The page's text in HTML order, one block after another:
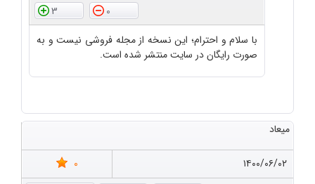
0
3
با سلام و احترام؛ این نسخه از مجله فروشی نیست و به
صورت رایگان در سایت منتشر شده است.
میعاد
۱۴۰۰/۰۶/۰۲
0